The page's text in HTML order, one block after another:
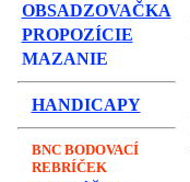
OBSADZOVAČKA
PROPOZÍCIE
MAZANIE
HANDICAPY
BNC BODOVACÍ
REBRÍČEK